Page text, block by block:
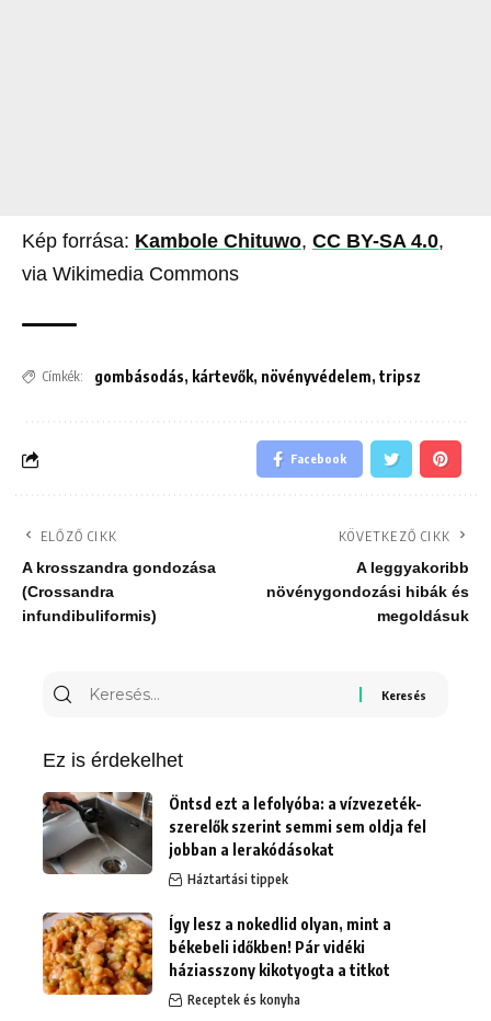
Kép forrása: Kambole Chituwo, CC BY-SA 4.0,
via Wikimedia Commons
Címkék: gombásodás, kártevők, növényvédelem, tripsz
Facebook
ELŐZŐ CIKK
A krosszandra gondozása
(Crossandra
infundibuliformis)
KÖVETKEZŐ CIKK
A leggyakoribb
növénygondozási hibák és
megoldásuk
Keresés
Ez is érdekelhet
Öntsd ezt a lefolyóba: a vízvezeték-
szerelők szerint semmi sem oldja fel
jobban a lerakódásokat
Háztartási tippek
Így lesz a nokedlid olyan, mint a
békebeli időkben! Pár vidéki
háziasszony kikotyogta a titkot
Receptek és konyha